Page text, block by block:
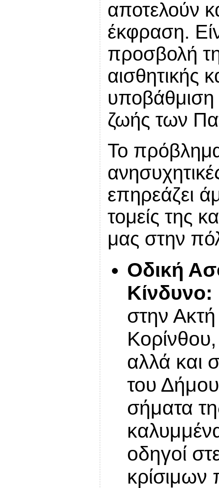
αποτελούν
έκφραση.
προσβολή
αισθητικής
υποβάθμιση
ζωής των
Το πρόβλημα
επηρεάζει
τομείς της
μας στην
Οδική
Κίνδυνο:
στην
αλλά και
του
σήματα
οδηγοί